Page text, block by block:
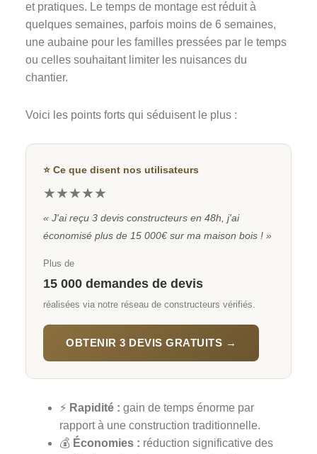
et pratiques. Le temps de montage est réduit à
quelques semaines, parfois moins de 6 semaines,
une aubaine pour les familles pressées par le temps
ou celles souhaitant limiter les nuisances du
chantier.
Voici les points forts qui séduisent le plus :
⭐ Ce que disent nos utilisateurs
★★★★★
« J'ai reçu 3 devis constructeurs en 48h, j'ai
économisé plus de 15 000€ sur ma maison bois ! »
Plus de
15 000 demandes de devis
réalisées via notre réseau de constructeurs vérifiés.
OBTENIR 3 DEVIS GRATUITS →
⚡️ Rapidité : gain de temps énorme par
rapport à une construction traditionnelle.
💰 Économies : réduction significative des